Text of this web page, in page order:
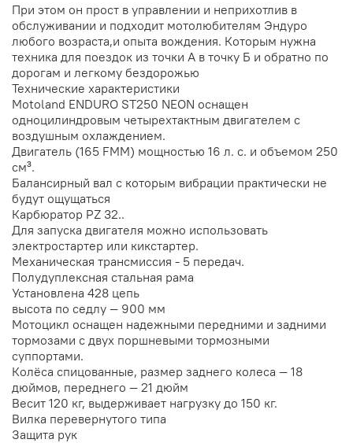
При этом он прост в управлении и неприхотлив в
обслуживании и подходит мотолюбителям Эндуро
любого возраста,и опыта вождения. Которым нужна
техника для поездок из точки А в точку Б и обратно по
дорогам и легкому бездорожью
Технические характеристики
Motoland ENDURO ST250 NEON оснащен
одноцилиндровым четырехтактным двигателем с
воздушным охлаждением.
Двигатель (165 FMM) мощностью 16 л. с. и объемом 250
см³.
Балансирный вал с которым вибрации практически не
будут ощущаться
Карбюратор PZ 32..
Для запуска двигателя можно использовать
электростартер или кикстартер.
Механическая трансмиссия - 5 передач.
Полудуплексная стальная рама
Установлена 428 цепь
высота по седлу — 900 мм
Мотоцикл оснащен надежными передними и задними
тормозами с двух поршневыми тормозными
суппортами.
Колёса спицованные, размер заднего колеса — 18
дюймов, переднего — 21 дюйм
Весит 120 кг, выдерживает нагрузку до 150 кг.
Вилка перевернутого типа
Защита рук